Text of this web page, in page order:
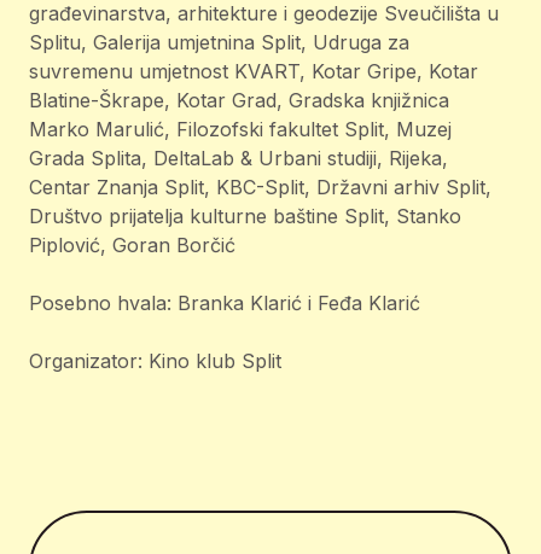
građevinarstva, arhitekture i geodezije Sveučilišta u
Splitu, Galerija umjetnina Split, Udruga za
suvremenu umjetnost KVART, Kotar Gripe, Kotar
Blatine-Škrape, Kotar Grad, Gradska knjižnica
Marko Marulić, Filozofski fakultet Split, Muzej
Grada Splita, DeltaLab & Urbani studiji, Rijeka,
Centar Znanja Split, KBC-Split, Državni arhiv Split,
Društvo prijatelja kulturne baštine Split, Stanko
Piplović, Goran Borčić
Posebno hvala: Branka Klarić i Feđa Klarić
Organizator: Kino klub Split